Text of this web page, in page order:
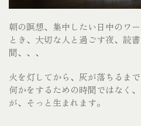
朝の瞑想、 集中したい日中のワー
とき、大切な人と過ごす夜、 読書
間、、、
火を灯してから、灰が落ちるま
何かをするための時間ではなく
が、そっと生まれます。